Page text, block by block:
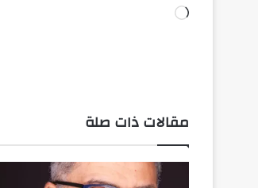
جاري
مقالات ذات صلة